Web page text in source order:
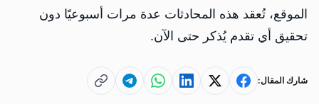
الموقع، تُعقد هذه المحادثات عدة مرات أسبوعيًا دون
تحقيق أي تقدم يُذكر حتى الآن.
شارك المقال: